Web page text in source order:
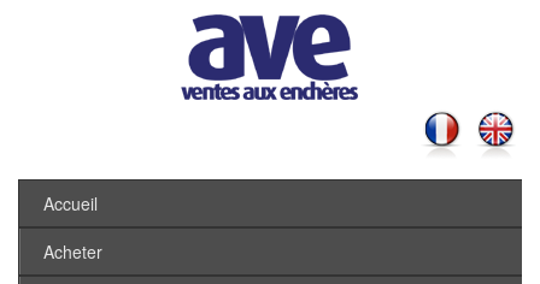
Accueil
Acheter